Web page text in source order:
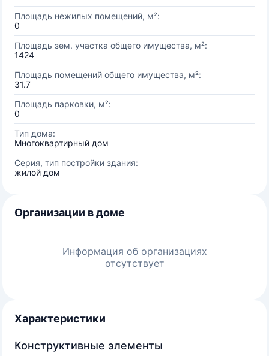
Площадь нежилых помещений, м²:
0
Площадь зем. участка общего имущества, м²:
1424
Площадь помещений общего имущества, м²:
31.7
Площадь парковки, м²:
0
Тип дома:
Многоквартирный дом
Серия, тип постройки здания:
жилой дом
Организации в доме
Информация об организациях
отсутствует
Характеристики
Конструктивные элементы